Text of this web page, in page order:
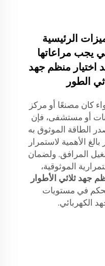
الرئيسية
يجب مراعاتها
اختيار منظم جهد
الطور
كان مصنعًا أو مركز
أو مستشفى، فإن
الطاقة الموثوق به
بالغ الأهمية لاستمرار
المرافق. ولضمان
الموثوقية،
جهد ثلاثي الأطوار
في مستويات
الكهربائي.